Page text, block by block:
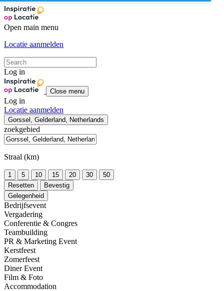
Open main menu
Locatie aanmelden
Log in
Close menu
Log in
Locatie aanmelden
Gorssel, Gelderland, Netherlands
zoekgebied
Straal (km)
1 5 10 15 20 30
50
Resetten
Bevestig
Gelegenheid
Bedrijfsevent
Vergadering
Conferentie & Congres
Teambuilding
PR & Marketing Event
Kerstfeest
Zomerfeest
Diner Event
Film & Foto
Accommodation